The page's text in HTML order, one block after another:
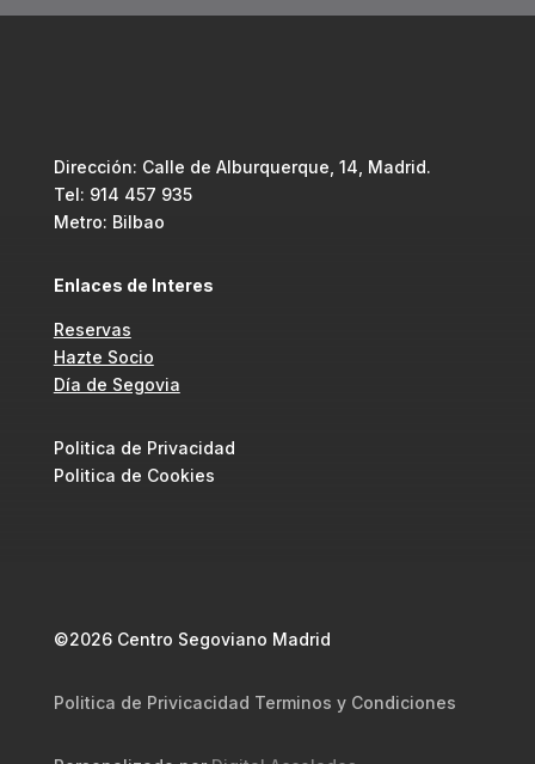
Dirección: Calle de Alburquerque, 14, Madrid.
Tel: 914 457 935
Metro: Bilbao
Enlaces de Interes
Reservas
Hazte Socio
Día de Segovia
Politica de Privacidad
Politica de Cookies
©2026 Centro Segoviano Madrid
Politica de Privicacidad Terminos y Condiciones